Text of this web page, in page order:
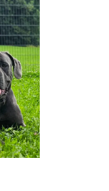
mars 2024.